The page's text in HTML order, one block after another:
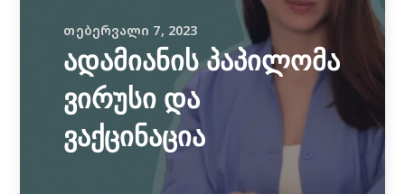
ᲗᲔᲑᲔᲠᲕᲐᲚᲘ 7, 2023
ადამიანის პაპილომა
ვირუსი და
ვაქცინაცია